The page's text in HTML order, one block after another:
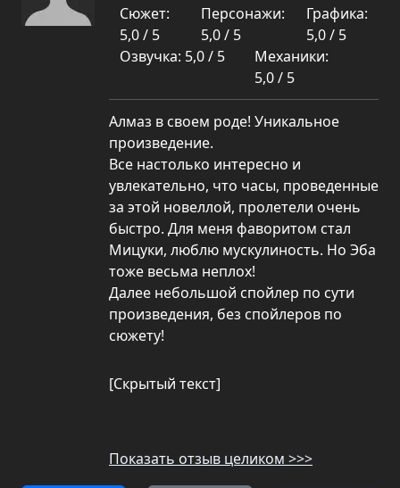
Сюжет:
5,0 / 5
Персонажи:
5,0 / 5
Графика:
5,0 / 5
Озвучка: 5,0 / 5
Механики:
5,0 / 5
Алмаз в своем роде! Уникальное
произведение.
Все настолько интересно и
увлекательно, что часы, проведенные
за этой новеллой, пролетели очень
быстро. Для меня фаворитом стал
Мицуки, люблю мускулиность. Но Эба
тоже весьма неплох!
Далее небольшой спойлер по сути
произведения, без спойлеров по
сюжету!
[Скрытый текст]
Показать отзыв целиком >>>